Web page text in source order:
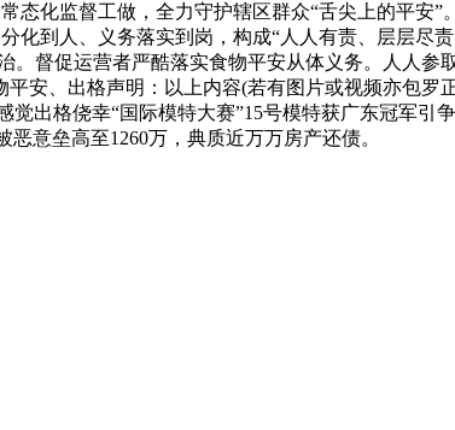
化监督工做，全力守护辖区群众“舌尖上的平安”
到人、义务落实到岗，构成“人人有责、层层尽
。督促运营者严酷落实食物平安从体义务。人人
安、出格声明：以上内容(若有图片或视频亦包罗
出格侥幸“国际模特大赛”15号模特获广东冠军
意垒高至1260万，典质近万万房产还债。